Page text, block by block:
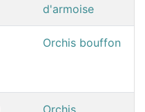
d'armoise
Orchis bouffon
Orchis